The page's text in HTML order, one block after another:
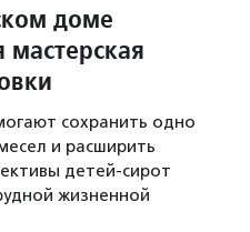
доме
мастерская
сохранить одно
и расширить
детей-сирот
жизненной